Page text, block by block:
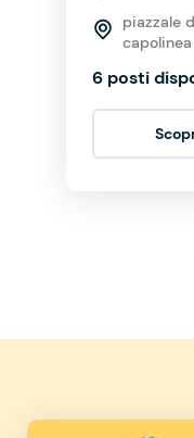
piazzale
6 posti